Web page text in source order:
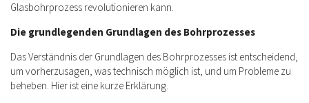
Glasbohrprozess revolutionieren kann.
Die grundlegenden Grundlagen des Bohrprozesses
Das Verständnis der Grundlagen des Bohrprozesses ist entscheidend,
um vorherzusagen, was technisch möglich ist, und um Probleme zu
beheben. Hier ist eine kurze Erklärung.